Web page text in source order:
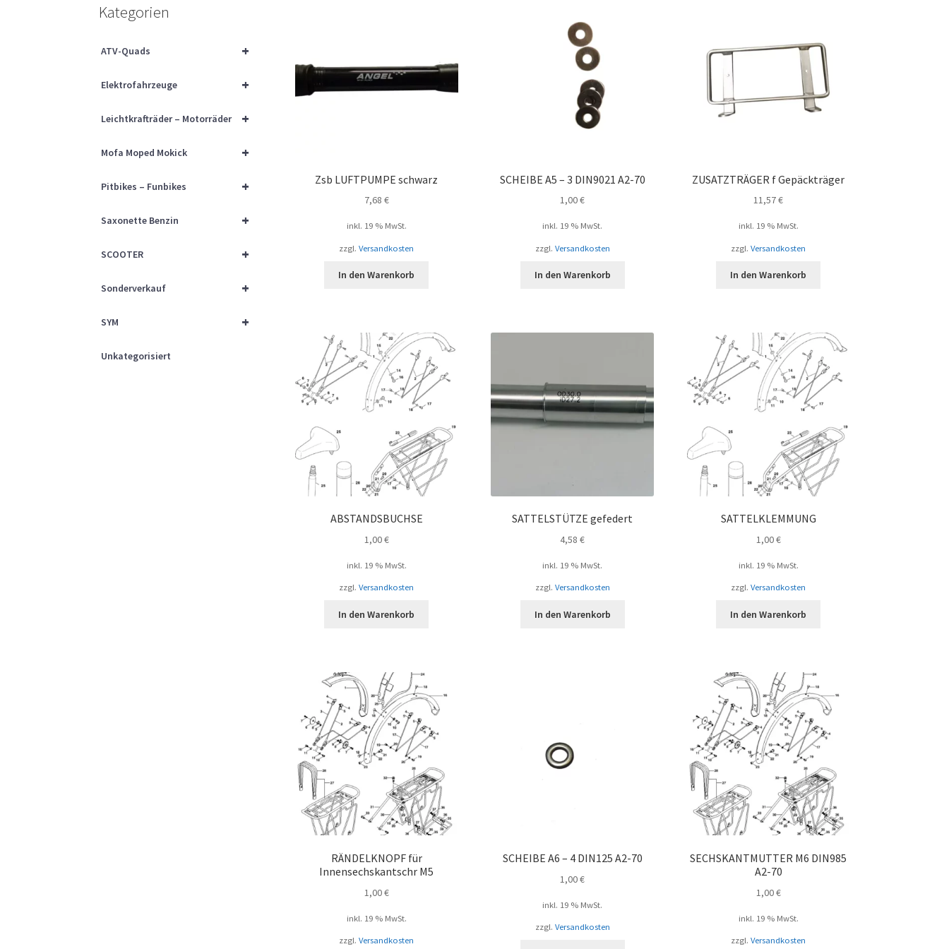
Zsb LUFTPUMPE schwarz
7,68 €
inkl. 19 % MwSt.
zzgl.Versandkosten
In den Warenkorb
SCHEIBE A5 – 3 DIN9021 A2-70
1,00€
inkl. 19 % MwSt.
zzgl. Versandkosten
In den Warenkorb
ZUSATZTRÄGER f Gepäckträger
11,57€
inkl. 19 % MwSt.
zzgl.Versandkosten
In den Warenkorb
ABSTANDSBUCHSE
1,00€
inkl. 19 % MwSt.
zzgl.Versandkosten
In den Warenkorb
SATTELSTÜTZE gefedert
4,58€
inkl. 19 % MwSt.
zzgl. Versandkosten
In den Warenkorb
SATTELKLEMMUNG
1,00€
inkl. 19 % MwSt.
zzgl.Versandkosten
In den Warenkorb
RÄNDELKNOPF für
Innensechskantschr M5
1,00€
inkl. 19 % MwSt.
zzgl.Versandkosten
SCHEIBE A6 – 4 DIN125 A2-70
1,00€
inkl. 19 % MwSt.
zzgl. Versandkosten
SECHSKANTMUTTER M6 DIN985
A2-70
1,00€
inkl. 19 % MwSt.
zzgl.Versandkosten
Kategorien
+
ATV-Quads
+
Elektrofahrzeuge
+
Leichtkrafträder – Motorräder
+
Mofa Moped Mokick
+
Pitbikes – Funbikes
+
Saxonette Benzin
+
SCOOTER
+
Sonderverkauf
+
SYM
Unkategorisiert